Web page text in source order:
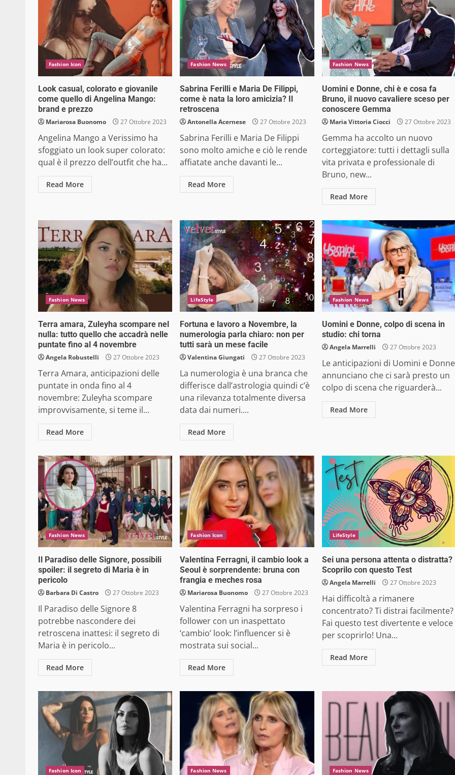
Fashion Icon
Look casual, colorato e giovanile
come quello di Angelina Mango:
brand e prezzo
Mariarosa Buonomo 27 Ottobre 2023
Angelina Mango a Verissimo ha
sfoggiato un look super colorato:
qual è il prezzo dell’outfit che ha...
Read More
Fashion News
Sabrina Ferilli e Maria De Filippi,
come è nata la loro amicizia? Il
retroscena
Antonella Acernese 27 Ottobre 2023
Sabrina Ferilli e Maria De Filippi
sono molto amiche e ciò le rende
affiatate anche davanti le...
Read More
Fashion News
Uomini e Donne, chi è e cosa fa
Bruno, il nuovo cavaliere sceso per
conoscere Gemma
Maria Vittoria Ciocci 27 Ottobre 2023
Gemma ha accolto un nuovo
corteggiatore: tutti i dettagli sulla
vita privata e professionale di
Bruno, new...
Read More
Fashion News
Terra amara, Zuleyha scompare nel
nulla: tutto quello che accadrà nelle
puntate fino al 4 novembre
Angela Robustelli 27 Ottobre 2023
Terra Amara, anticipazioni delle
puntate in onda fino al 4
novembre: Zuleyha scompare
improvvisamente, si teme il...
Read More
LifeStyle
Fortuna e lavoro a Novembre, la
numerologia parla chiaro: non per
tutti sarà un mese facile
Valentina Giungati 27 Ottobre 2023
La numerologia è una branca che
differisce dall’astrologia quindi c’è
una rilevanza totalmente diversa
data dai numeri....
Read More
Fashion News
Uomini e Donne, colpo di scena in
studio: chi torna
Angela Marrelli 27 Ottobre 2023
Le anticipazioni di Uomini e Donne
annunciano che ci sarà presto un
colpo di scena che riguarderà...
Read More
Fashion News
Il Paradiso delle Signore, possibili
spoiler: il segreto di Maria è in
pericolo
Barbara Di Castro 27 Ottobre 2023
Il Paradiso delle Signore 8
potrebbe nascondere dei
retroscena inattesi: il segreto di
Maria è in pericolo...
Read More
Fashion Icon
Valentina Ferragni, il cambio look a
Seoul è sorprendente: bruna con
frangia e meches rosa
Mariarosa Buonomo 27 Ottobre 2023
Valentina Ferragni ha sorpreso i
follower con un inaspettato
‘cambio’ look: l’influencer si è
mostrata sui social...
Read More
LifeStyle
Sei una persona attenta o distratta?
Scoprilo con questo Test
Angela Marrelli 27 Ottobre 2023
Hai difficoltà a rimanere
concentrato? Ti distrai facilmente?
Fai questo test divertente e veloce
per scoprirlo! Una...
Read More
Fashion Icon Fashion News Fashion News